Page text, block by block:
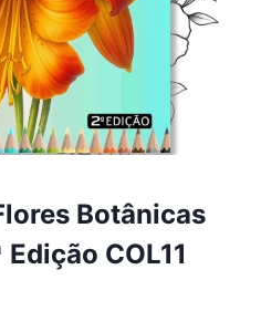
Botânicas
COL11